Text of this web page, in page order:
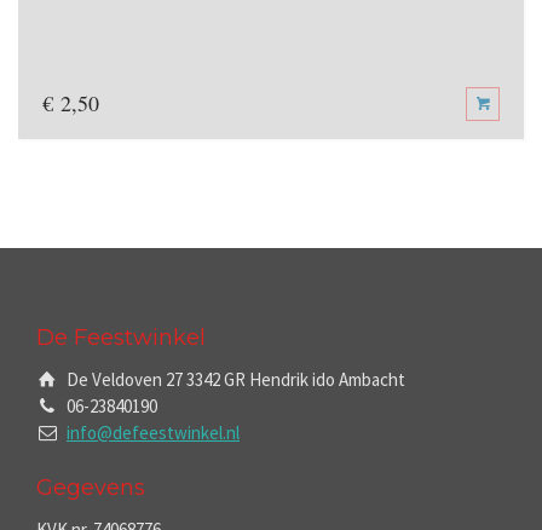
€ 2,50
De Feestwinkel
De Veldoven 27 3342 GR Hendrik ido Ambacht
06-23840190
info@defeestwinkel.nl
Gegevens